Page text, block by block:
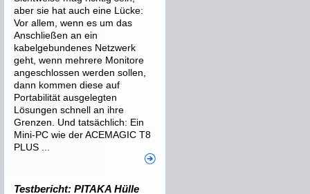
aber sie hat auch eine Lücke:
Vor allem, wenn es um das
Anschließen an ein
kabelgebundenes Netzwerk
geht, wenn mehrere Monitore
angeschlossen werden sollen,
dann kommen diese auf
Portabilität ausgelegten
Lösungen schnell an ihre
Grenzen. Und tatsächlich: Ein
Mini-PC wie der ACEMAGIC T8
PLUS ...
Testbericht: PITAKA Hülle